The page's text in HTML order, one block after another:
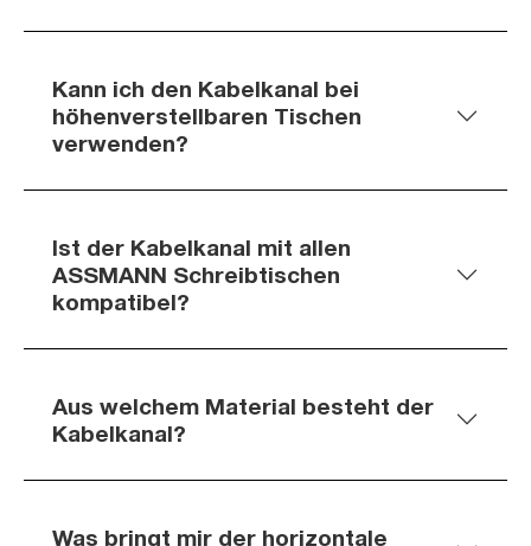
Kann ich den Kabelkanal bei
höhenverstellbaren Tischen
verwenden?
Ist der Kabelkanal mit allen
ASSMANN Schreibtischen
kompatibel?
Aus welchem Material besteht der
Kabelkanal?
Was bringt mir der horizontale